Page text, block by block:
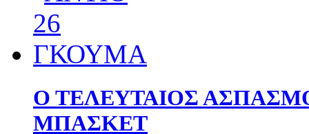
Ο ΤΕΛΕΥΤΑΙΟΣ
ΜΠΑΣΚΕΤ